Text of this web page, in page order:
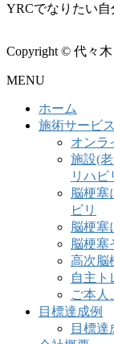
YRCでなりたい自
Copyright © 代々
MENU
ホーム
施術サービス
オンラ
施設(
リハビ
脳梗
ビリ
脳梗塞
脳梗塞
高次脳
自主ト
ご本人
目標達成例
目標達